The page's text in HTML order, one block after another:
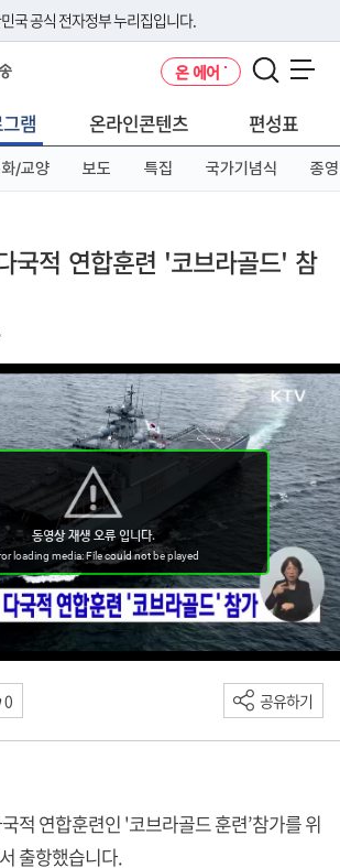
국 공식 전자정부 누리집입니다.
인하기
등 다른 도메인 주소를 사용하고 있다면 아래 URL에
인해 보세요
온 에어
램 온라인콘텐츠 편성표
/교양 보도 특집 국가기념식 종영
국적 연합훈련 '코브라골드' 참
0 공유하기
적 연합훈련인 '코브라골드 훈련’참가를 위
출항했습니다.